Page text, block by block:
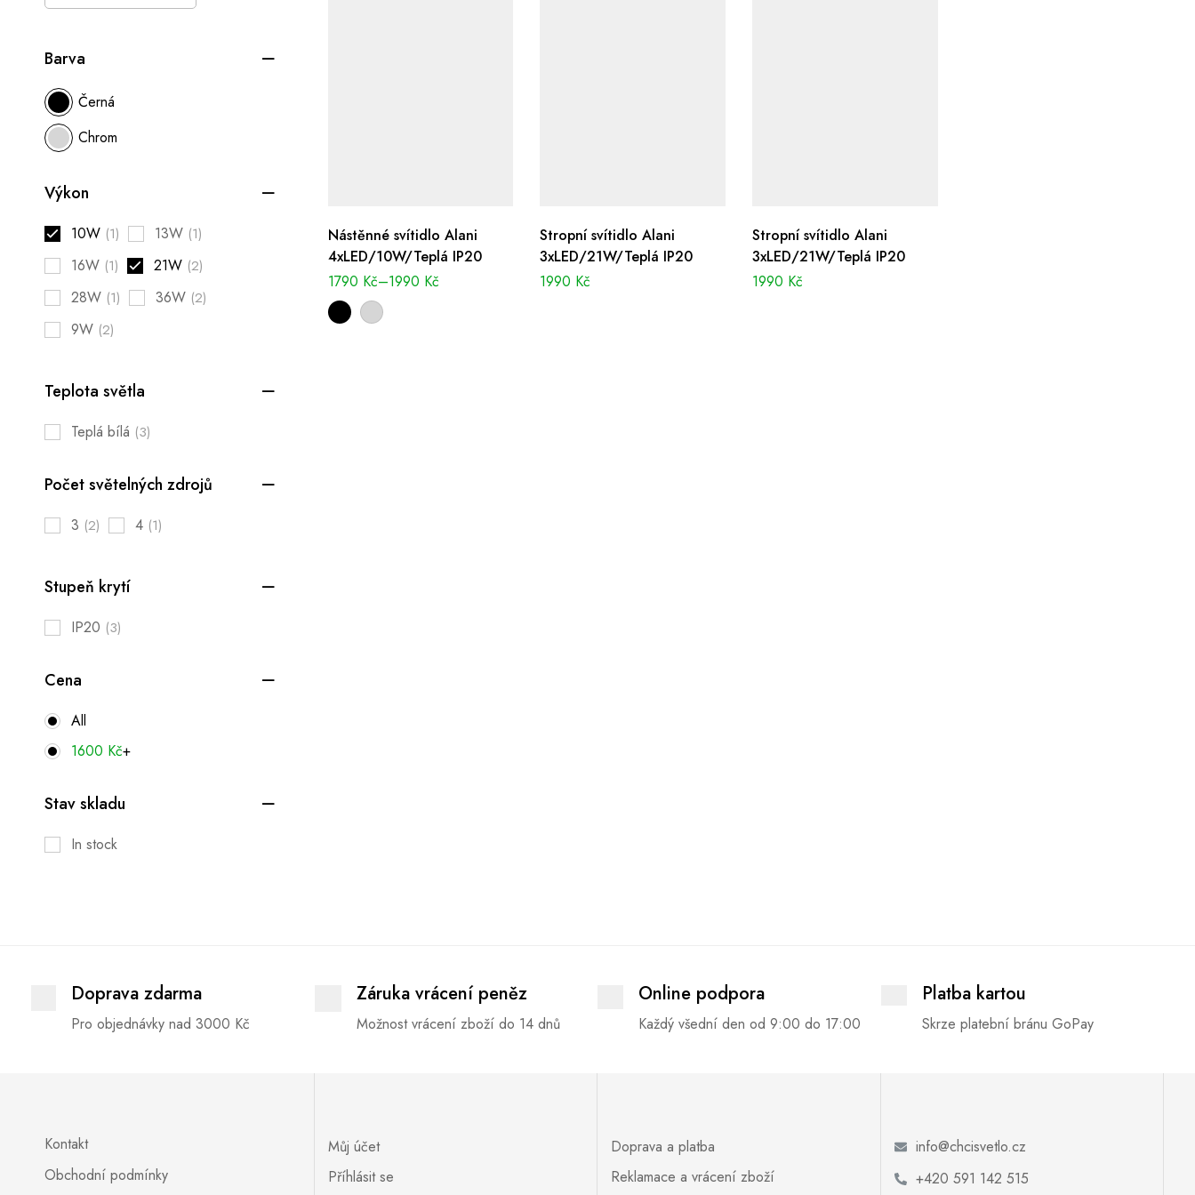
Barva
Černá
Chrom
Výkon
10W (1) 13W (1)
16W (1) 21W (2)
28W (1) 36W (2)
9W (2)
Teplota světla
Teplá bílá (3)
Počet světelných zdrojů
3 (2) 4 (1)
Stupeň krytí
IP20 (3)
Cena
All
1600 Kč+
Stav skladu
In stock
Nástěnné svítidlo Alani
4xLED/10W/Teplá IP20
1790 Kč–1990 Kč
Stropní svítidlo Alani
3xLED/21W/Teplá IP20
1990 Kč
Stropní svítidlo Alani
3xLED/21W/Teplá IP20
1990 Kč
Doprava zdarma
Pro objednávky nad 3000 Kč
Záruka vrácení peněz
Možnost vrácení zboží do 14 dnů
Online podpora
Každý všední den od 9:00 do 17:00
Platba kartou
Skrze platební bránu GoPay
Kontakt
Obchodní podmínky
Můj účet
Příhlásit se
Doprava a platba
Reklamace a vrácení zboží
info@chcisvetlo.cz
+420 591 142 515